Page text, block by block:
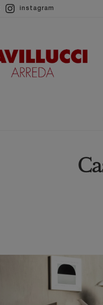
instagram